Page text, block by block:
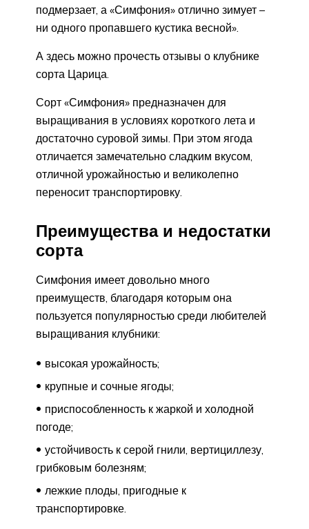
подмерзает, а «Симфония» отлично зимует –
ни одного пропавшего кустика весной».
А здесь можно прочесть отзывы о клубнике
сорта Царица.
Сорт «Симфония» предназначен для
выращивания в условиях короткого лета и
достаточно суровой зимы. При этом ягода
отличается замечательно сладким вкусом,
отличной урожайностью и великолепно
переносит транспортировку.
Преимущества и недостатки
сорта
Симфония имеет довольно много
преимуществ, благодаря которым она
пользуется популярностью среди любителей
выращивания клубники:
высокая урожайность;
крупные и сочные ягоды;
приспособленность к жаркой и холодной
погоде;
устойчивость к серой гнили, вертициллезу,
грибковым болезням;
лежкие плоды, пригодные к
транспортировке.